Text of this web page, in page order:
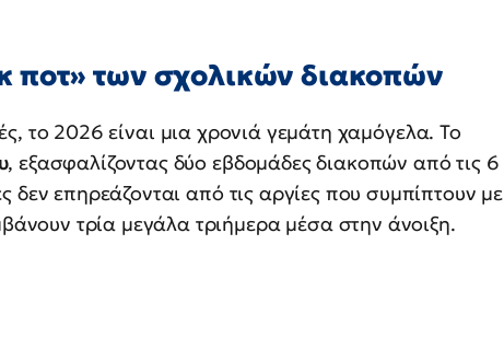
ποτ» των σχολικών διακοπών
το 2026 είναι μια χρονιά γεμάτη χαμόγελα. Το
, εξασφαλίζοντας δύο εβδομάδες διακοπών από τις 6
δεν επηρεάζονται από τις αργίες που συμπίπτουν με
τρία μεγάλα τριήμερα μέσα στην άνοιξη.